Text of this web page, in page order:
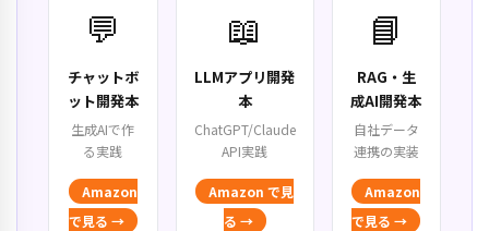
💬
チャットボ
ット開発本
生成AIで作
る実践
Amazon
で見る →
📖
LLMアプリ開発
本
ChatGPT/Claude
API実践
Amazon で見
る →
📘
RAG・生
成AI開発本
自社データ
連携の実装
Amazon
で見る →